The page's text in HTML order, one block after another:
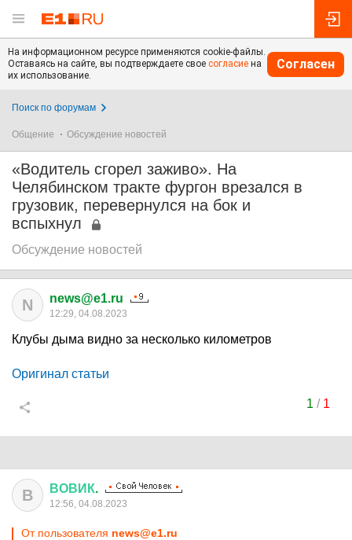
На информационном ресурсе применяются cookie-файлы.
Оставаясь на сайте, вы подтверждаете свое согласие на
их использование.
Согласен
Поиск по форумам
Общение Обсуждение новостей
«Водитель сгорел заживо». На
Челябинском тракте фургон врезался в
грузовик, перевернулся на бок и
вспыхнул
Обсуждение новостей
N news@e1.ru
12:29, 04.08.2023
Клубы дыма видно за несколько километров
Оригинал статьи
1 / 1
В ВОВИК.
12:56, 04.08.2023
От пользователя news@e1.ru